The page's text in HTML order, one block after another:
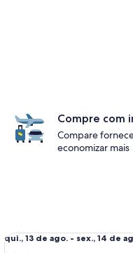
Compre com
Compare
economizar mais
qui.,
qui., 13 de ago. - sex., 14 de
Mid-size Nissan Sentra